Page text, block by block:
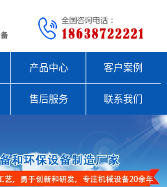
产品中心 客户案例
售后服务 联系我们